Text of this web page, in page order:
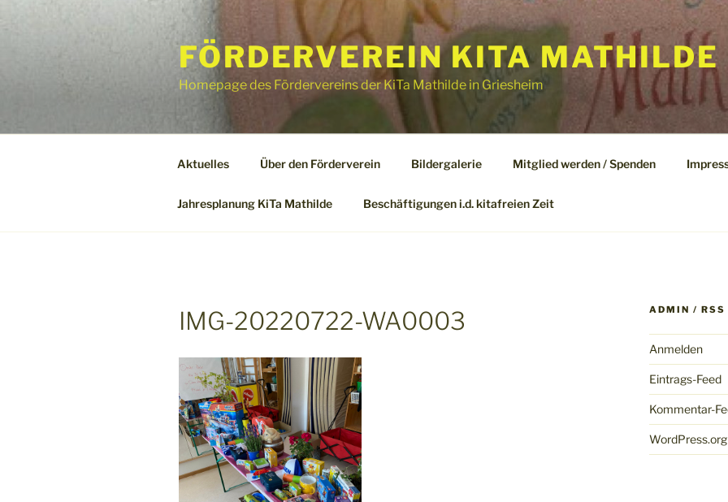
Inhalt
FÖRDERVEREIN KITA MATHILDE
Homepage des Fördervereins der KiTa Mathilde in Griesheim
Aktuelles Über den Förderverein Bildergalerie Mitglied werden / Spenden
Jahresplanung KiTa Mathilde Beschäftigungen i.d. kitafreien Zeit
IMG-20220722-WA0003 ADMIN / RSS
Anmelden
Eintrags-Feed
Kommentar-
WordPress.org